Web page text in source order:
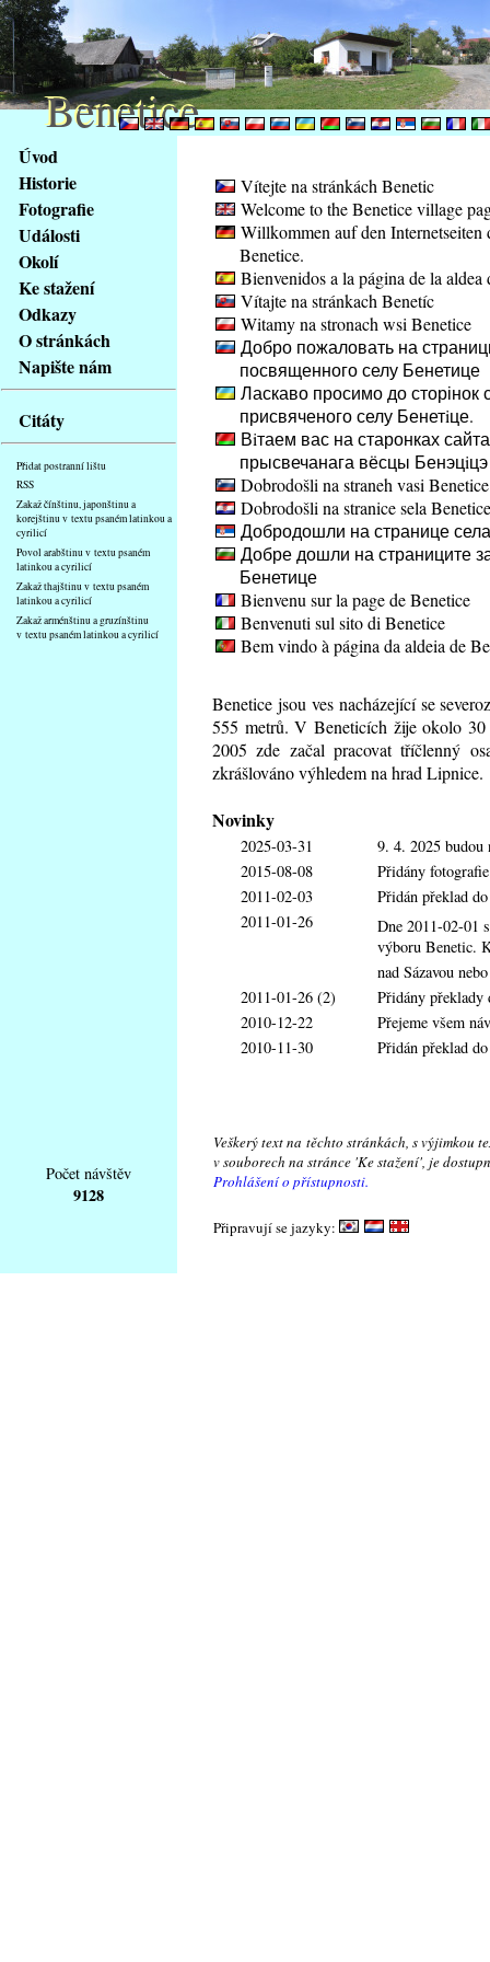
obsah
stránky
Klávesové
zkratky
tomto
webu
základní
Hlavní
strana
Úvod
Historie
Fotografie
Události
Okolí
Ke stažení
Odkazy
O stránkách
Napište nám
Citáty
Přidat postranní lištu
RSS
Zakaž čínštinu, japonštinu a
korejštinu v textu psaném latinkou a
cyrilicí
Povol arabštinu v textu psaném
latinkou a cyrilicí
Zakaž thajštinu v textu psaném
latinkou a cyrilicí
Zakaž arménštinu a gruzínštinu
v textu psaném latinkou a cyrilicí
Vítejte na stránkách Benetic
Welcome to the Benetice village
Willkommen auf den Internetseiten
Benetice.
Bienvenidos a la página de la aldea
Vítajte na stránkach Benetíc
Witamy na stronach wsi Benetice
Добро пожаловать на
посвященного селу Бенетице
Ласкаво просимо до сторінок
присвяченого селу Бенетiце.
Вiтаем вас на старонках
прысвечанага вёсцы Бенэцiцэ
Dobrodošli na straneh vasi Benetice
Dobrodošli na stranice sela Benetice
Добродошли на странице
Добре дошли на страниците
Бенетице
Bienvenu sur la page de Benetice
Benvenuti sul sito di Benetice
Bem vindo à página da aldeia de
Benetice jsou ves nacházející se
555 metrů. V Beneticích žije okolo 30
2005 zde začal pracovat tříčlenný
zkrášlováno výhledem na hrad Lipnice.
Novinky
2025-03-31
9. 4. 2025 budou
2015-08-08
Přidány
2011-02-03
Přidán překlad
2011-01-26
Dne 2011-02-01
výboru Benetic.
nad Sázavou
2011-01-26 (2)
Přidány
2010-12-22
Přejeme všem
2010-11-30
Přidán překlad
Počet návštěv
9128
Veškerý text na těchto stránkách, s výjimkou
v souborech na stránce 'Ke stažení', je
Prohlášení o přístupnosti.
Připravují se jazyky:
Benetice
Benetice